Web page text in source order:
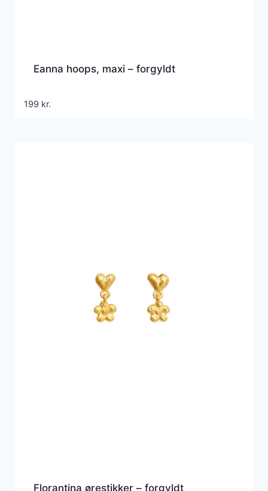
Eanna hoops, maxi – forgyldt
199 kr.
Florantina ørestikker – forgyldt